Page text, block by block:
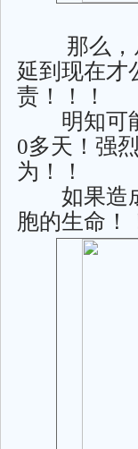
那么，从
延到现在才
责！！！
明知可能
0多天！强
为！！
如果造成
胞的生命！